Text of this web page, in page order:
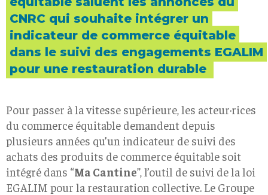
CNRC qui souhaite intégrer un
indicateur de commerce équitable
dans le suivi des engagements EGALIM
pour une restauration durable
Pour passer à la vitesse supérieure, les acteur·rices
du commerce équitable demandent depuis
plusieurs années qu’un indicateur de suivi des
achats des produits de commerce équitable soit
intégré dans “Ma Cantine”, l’outil de suivi de la loi
EGALIM pour la restauration collective. Le Groupe